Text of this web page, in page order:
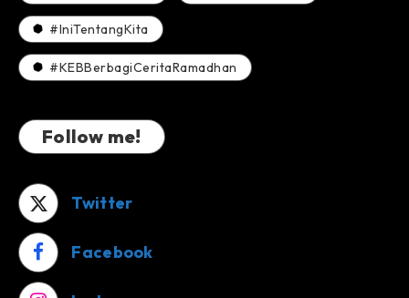
#IniTentangKita
#KEBBerbagiCeritaRamadhan
Follow me!
Twitter
Facebook